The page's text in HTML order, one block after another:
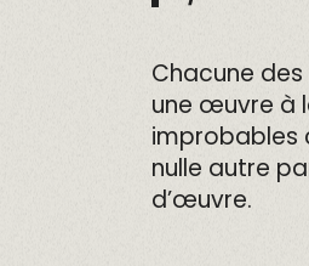
Chacune
une œuvre à
improbables
nulle autre
d’œuvre.